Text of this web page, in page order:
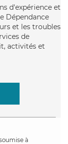
d'expérience et
Dépendance
et les troubles
de
activités et
à